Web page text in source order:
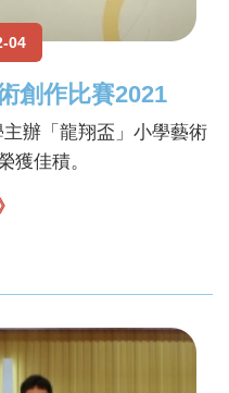
04
創作比賽2021
辦「龍翔盃」小學藝術
獲佳積。